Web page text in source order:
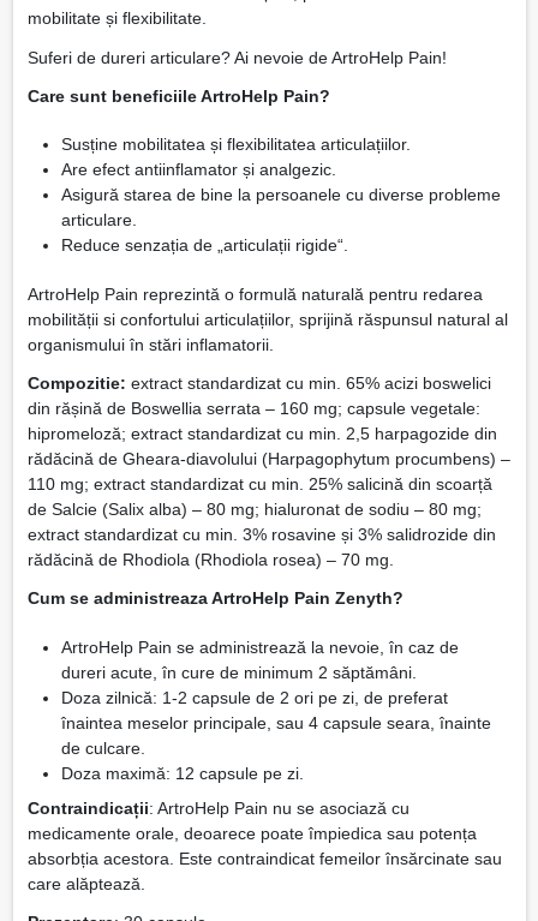
mobilitate și flexibilitate.
Suferi de dureri articulare? Ai nevoie de ArtroHelp Pain!
Care sunt beneficiile ArtroHelp Pain?
Susține mobilitatea și flexibilitatea articulațiilor.
Are efect antiinflamator și analgezic.
Asigură starea de bine la persoanele cu diverse probleme
articulare.
Reduce senzația de „articulații rigide“.
ArtroHelp Pain reprezintă o formulă naturală pentru redarea
mobilității si confortului articulațiilor, sprijină răspunsul natural al
organismului în stări inflamatorii.
Compozitie: extract standardizat cu min. 65% acizi boswelici
din rășină de Boswellia serrata – 160 mg; capsule vegetale:
hipromeloză; extract standardizat cu min. 2,5 harpagozide din
rădăcină de Gheara-diavolului (Harpagophytum procumbens) –
110 mg; extract standardizat cu min. 25% salicină din scoarță
de Salcie (Salix alba) – 80 mg; hialuronat de sodiu – 80 mg;
extract standardizat cu min. 3% rosavine și 3% salidrozide din
rădăcină de Rhodiola (Rhodiola rosea) – 70 mg.
Cum se administreaza ArtroHelp Pain Zenyth?
ArtroHelp Pain se administrează la nevoie, în caz de
dureri acute, în cure de minimum 2 săptămâni.
Doza zilnică: 1-2 capsule de 2 ori pe zi, de preferat
înaintea meselor principale, sau 4 capsule seara, înainte
de culcare.
Doza maximă: 12 capsule pe zi.
Contraindicații: ArtroHelp Pain nu se asociază cu
medicamente orale, deoarece poate împiedica sau potența
absorbția acestora. Este contraindicat femeilor însărcinate sau
care alăptează.